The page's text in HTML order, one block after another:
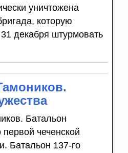
уничтожена
которую
декабря штурмовать
Батальон
чеченской
Батальон 137-го